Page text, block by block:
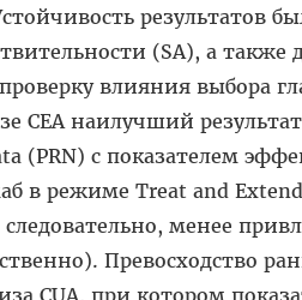
результатов
(SA), а также
влияния выбора
CEA наилучший
(PRN) с показателем
в режиме Treat and
менее
Превосходство